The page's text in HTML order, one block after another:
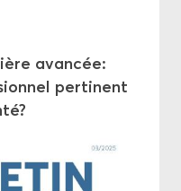
avan­cée:
per­ti­nent